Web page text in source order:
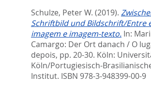
Schulze, Peter W. (2019).
Schriftbild und Bildschrift/Entre
imagem e imagem-texto. In:
Camargo: Der Ort danach / O
depois, pp. 20-30. Köln:
Köln/Portugiesisch-
Institut. ISBN 978-3-948399-00-9